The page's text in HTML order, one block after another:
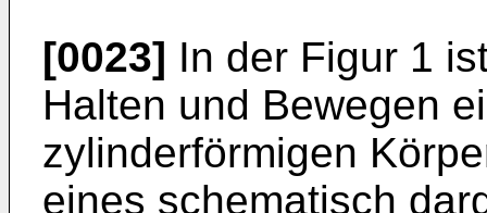
[0023] In der Figur 1
Halten und Bewegen
zylinderförmigen
eines schematisch